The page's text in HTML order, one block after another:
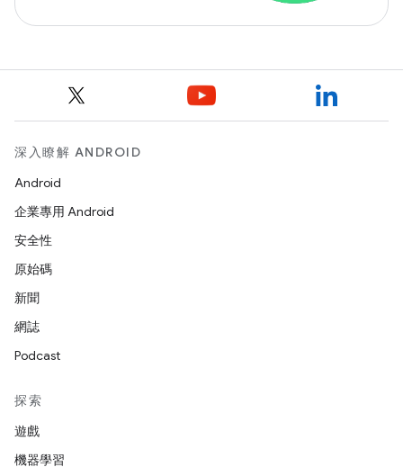
深入瞭解 ANDROID
Android
企業專用 Android
安全性
原始碼
新聞
網誌
Podcast
探索
遊戲
機器學習